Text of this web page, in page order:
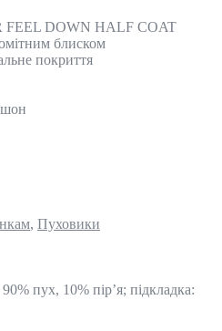
FEEL DOWN HALF COAT
блиском
покриття
, Пуховики
пух, 10% пір’я; підкладка: